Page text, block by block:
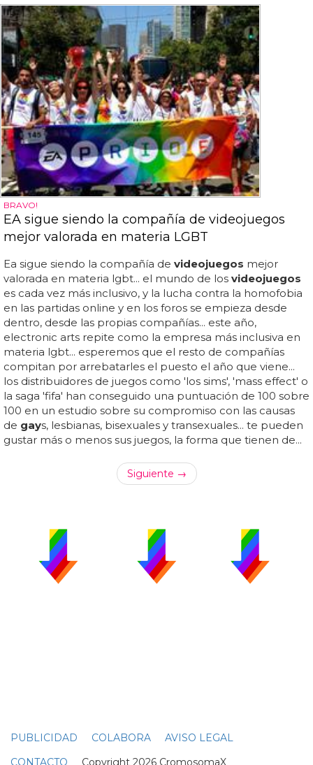
BRAVO!
EA sigue siendo la compañía de videojuegos
mejor valorada en materia LGBT
Ea sigue siendo la compañía de videojuegos mejor
valorada en materia lgbt... el mundo de los videojuegos
es cada vez más inclusivo, y la lucha contra la homofobia
en las partidas online y en los foros se empieza desde
dentro, desde las propias compañías... este año,
electronic arts repite como la empresa más inclusiva en
materia lgbt... esperemos que el resto de compañías
compitan por arrebatarles el puesto el año que viene...
los distribuidores de juegos como 'los sims', 'mass effect' o
la saga 'fifa' han conseguido una puntuación de 100 sobre
100 en un estudio sobre su compromiso con las causas
de gays, lesbianas, bisexuales y transexuales... te pueden
gustar más o menos sus juegos, la forma que tienen de...
Siguiente →
PUBLICIDAD COLABORA
AVISO LEGAL
CONTACTO Copyright 2026 CromosomaX